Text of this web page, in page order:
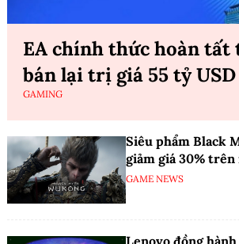
EA chính thức hoàn tất
bán lại trị giá 55 tỷ USD
GAMING
Siêu phẩm Black
giảm giá 30%
GAME NEWS
Lenovo đồng